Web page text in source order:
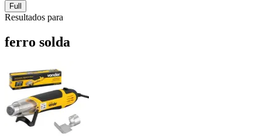
Full
Resultados para
ferro solda